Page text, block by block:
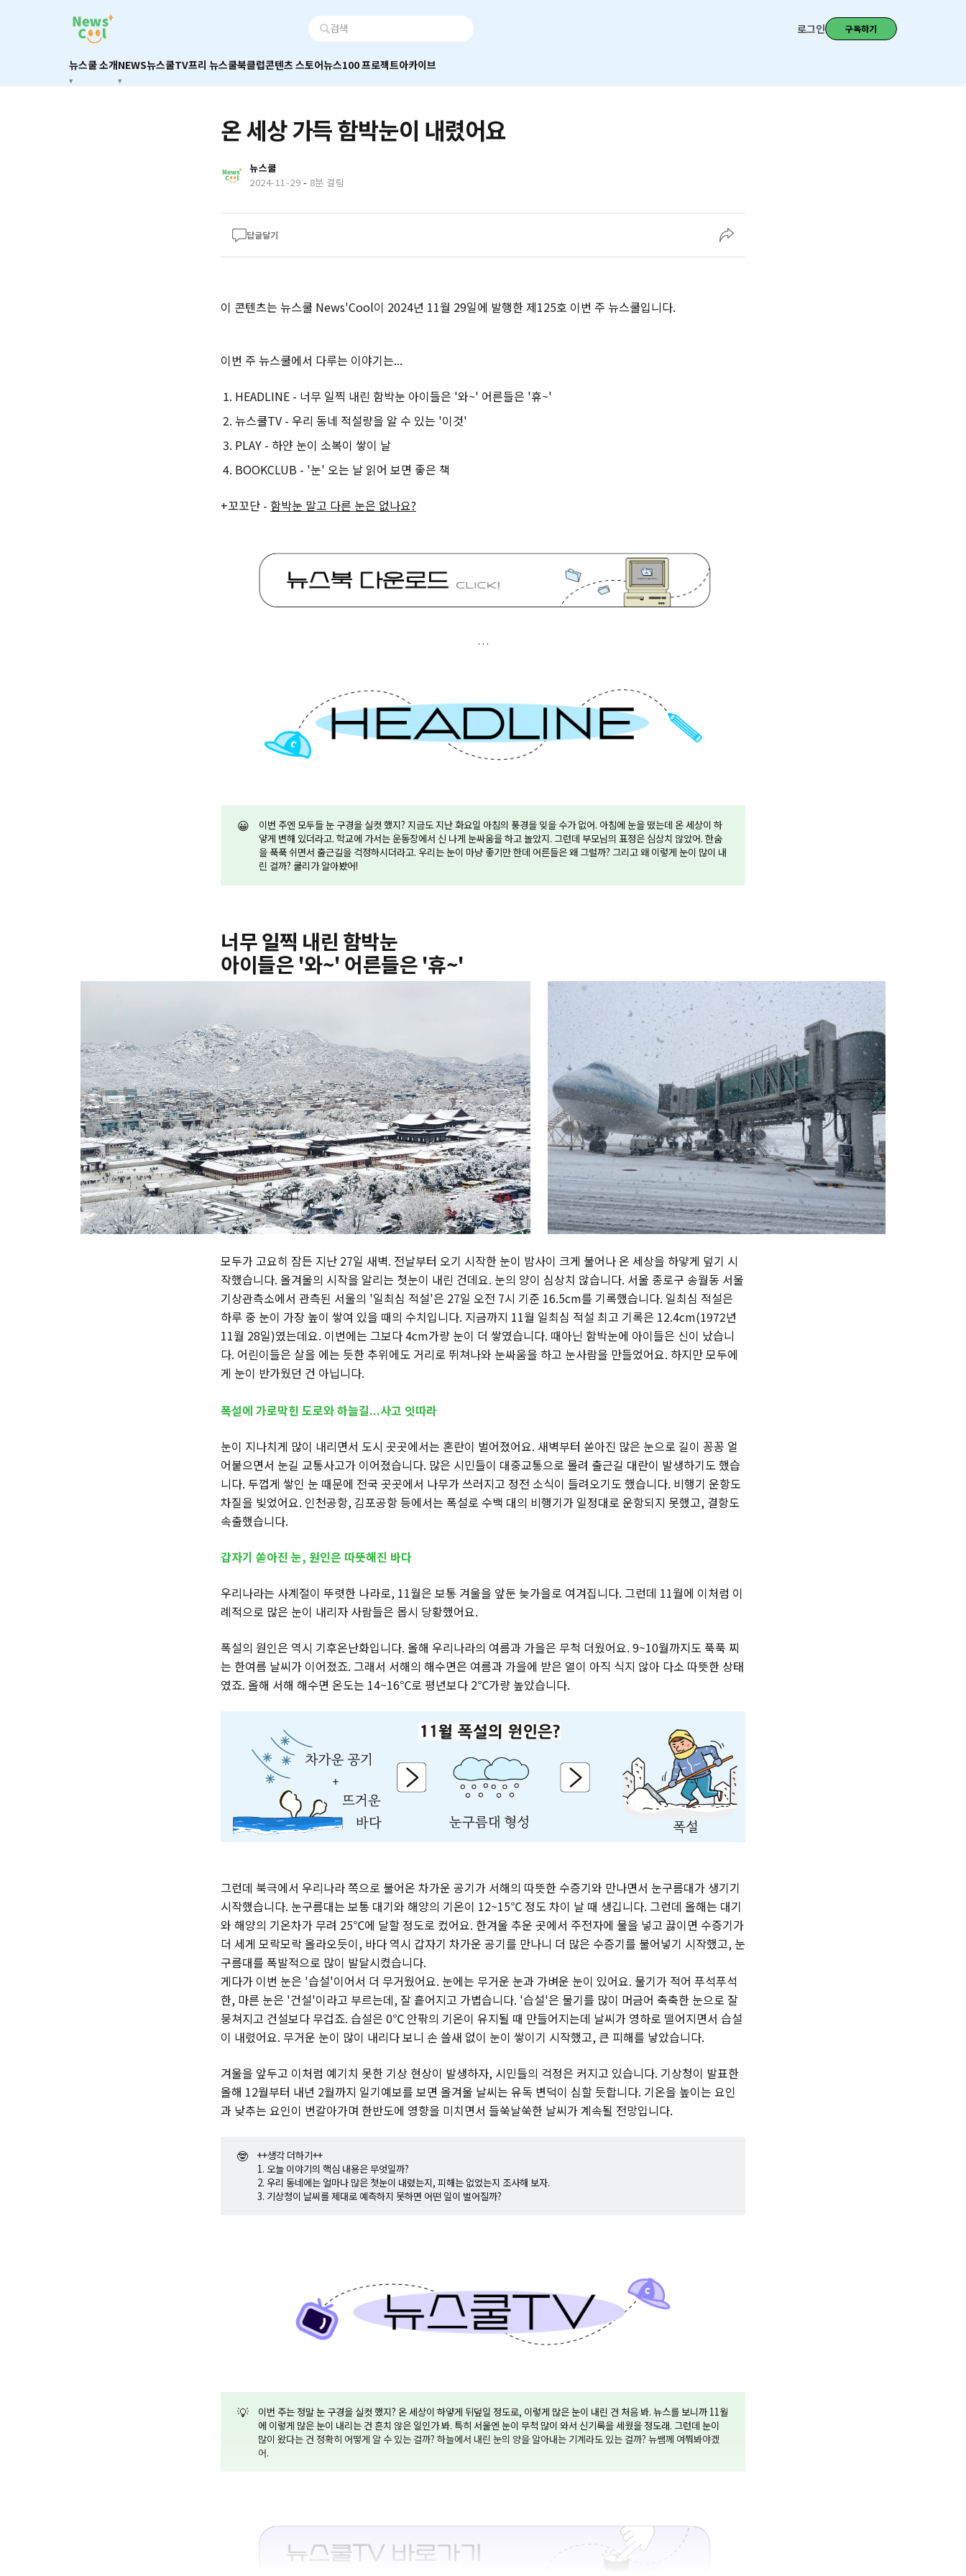
로그인 구독하기
뉴스쿨 소개NEWS뉴스쿨TV프리 뉴스쿨북클럽콘텐츠 스토어뉴스100 프로젝트아카이브
온 세상 가득 함박눈이 내렸어요
뉴스쿨
2024-11-29 - 8분 걸림
답글달기
이 콘텐츠는 뉴스쿨 News'Cool이 2024년 11월 29일에 발행한 제125호 이번 주 뉴스쿨입니다.‌
이번 주 뉴스쿨에서 다루는 이야기는...
HEADLINE - 너무 일찍 내린 함박눈 아이들은 '와~' 어른들은 '휴~'
뉴스쿨TV - 우리 동네 적설량을 알 수 있는 '이것'
PLAY - 하얀 눈이 소복이 쌓이 날
BOOKCLUB - '눈' 오는 날 읽어 보면 좋은 책
+꼬꼬단 - 함박눈 말고 다른 눈은 없나요?
😀
이번 주엔 모두들 눈 구경을 실컷 했지? 지금도 지난 화요일 아침의 풍경을 잊을 수가 없어. 아침에 눈을 떴는데 온 세상이 하
얗게 변해 있더라고. 학교에 가서는 운동장에서 신 나게 눈싸움을 하고 놀았지. 그런데 부모님의 표정은 심상치 않았어. 한숨
을 푹푹 쉬면서 출근길을 걱정하시더라고. 우리는 눈이 마냥 좋기만 한데 어른들은 왜 그럴까? 그리고 왜 이렇게 눈이 많이 내
린 걸까? 쿨리가 알아봤어!
너무 일찍 내린 함박눈
아이들은 '와~' 어른들은 '휴~'
모두가 고요히 잠든 지난 27일 새벽. 전날부터 오기 시작한 눈이 밤사이 크게 불어나 온 세상을 하얗게 덮기 시
작했습니다. 올겨울의 시작을 알리는 첫눈이 내린 건데요. 눈의 양이 심상치 않습니다. 서울 종로구 송월동 서울
기상관측소에서 관측된 서울의 '일최심 적설'은 27일 오전 7시 기준 16.5cm를 기록했습니다. 일최심 적설은
하루 중 눈이 가장 높이 쌓여 있을 때의 수치입니다. 지금까지 11월 일최심 적설 최고 기록은 12.4cm(1972년
11월 28일)였는데요. 이번에는 그보다 4cm가량 눈이 더 쌓였습니다. 때아닌 함박눈에 아이들은 신이 났습니
다. 어린이들은 살을 에는 듯한 추위에도 거리로 뛰쳐나와 눈싸움을 하고 눈사람을 만들었어요. 하지만 모두에
게 눈이 반가웠던 건 아닙니다.
폭설에 가로막힌 도로와 하늘길...사고 잇따라
눈이 지나치게 많이 내리면서 도시 곳곳에서는 혼란이 벌어졌어요. 새벽부터 쏟아진 많은 눈으로 길이 꽁꽁 얼
어붙으면서 눈길 교통사고가 이어졌습니다. 많은 시민들이 대중교통으로 몰려 출근길 대란이 발생하기도 했습
니다. 두껍게 쌓인 눈 때문에 전국 곳곳에서 나무가 쓰러지고 정전 소식이 들려오기도 했습니다. 비행기 운항도
차질을 빚었어요. 인천공항, 김포공항 등에서는 폭설로 수백 대의 비행기가 일정대로 운항되지 못했고, 결항도
속출했습니다.
갑자기 쏟아진 눈, 원인은 따뜻해진 바다
우리나라는 사계절이 뚜렷한 나라로, 11월은 보통 겨울을 앞둔 늦가을로 여겨집니다. 그런데 11월에 이처럼 이
례적으로 많은 눈이 내리자 사람들은 몹시 당황했어요.
폭설의 원인은 역시 기후온난화입니다. 올해 우리나라의 여름과 가을은 무척 더웠어요. 9~10월까지도 푹푹 찌
는 한여름 날씨가 이어졌죠. 그래서 서해의 해수면은 여름과 가을에 받은 열이 아직 식지 않아 다소 따뜻한 상태
였죠. 올해 서해 해수면 온도는 14~16℃로 평년보다 2℃가량 높았습니다.
그런데 북극에서 우리나라 쪽으로 불어온 차가운 공기가 서해의 따뜻한 수증기와 만나면서 눈구름대가 생기기
시작했습니다. 눈구름대는 보통 대기와 해양의 기온이 12~15℃ 정도 차이 날 때 생깁니다. 그런데 올해는 대기
와 해양의 기온차가 무려 25℃에 달할 정도로 컸어요. 한겨울 추운 곳에서 주전자에 물을 넣고 끓이면 수증기가
더 세게 모락모락 올라오듯이, 바다 역시 갑자기 차가운 공기를 만나니 더 많은 수증기를 불어넣기 시작했고, 눈
구름대를 폭발적으로 많이 발달시켰습니다.
게다가 이번 눈은 '습설'이어서 더 무거웠어요. 눈에는 무거운 눈과 가벼운 눈이 있어요. 물기가 적어 푸석푸석
한, 마른 눈은 '건설'이라고 부르는데, 잘 흩어지고 가볍습니다. '습설'은 물기를 많이 머금어 축축한 눈으로 잘
뭉쳐지고 건설보다 무겁죠. 습설은 0℃ 안팎의 기온이 유지될 때 만들어지는데 날씨가 영하로 떨어지면서 습설
이 내렸어요. 무거운 눈이 많이 내리다 보니 손 쓸새 없이 눈이 쌓이기 시작했고, 큰 피해를 낳았습니다.
겨울을 앞두고 이처럼 예기치 못한 기상 현상이 발생하자, 시민들의 걱정은 커지고 있습니다. 기상청이 발표한
올해 12월부터 내년 2월까지 일기예보를 보면 올겨울 날씨는 유독 변덕이 심할 듯합니다. 기온을 높이는 요인
과 낮추는 요인이 번갈아가며 한반도에 영향을 미치면서 들쑥날쑥한 날씨가 계속될 전망입니다.
🤓
++생각 더하기++
1. 오늘 이야기의 핵심 내용은 무엇일까?
2. 우리 동네에는 얼마나 많은 첫눈이 내렸는지, 피해는 없었는지 조사해 보자.
3. 기상청이 날씨를 제대로 예측하지 못하면 어떤 일이 벌어질까?
💡
이번 주는 정말 눈 구경을 실컷 했지? 온 세상이 하얗게 뒤덮일 정도로, 이렇게 많은 눈이 내린 건 처음 봐. 뉴스를 보니까 11월
에 이렇게 많은 눈이 내리는 건 흔치 않은 일인가 봐. 특히 서울엔 눈이 무척 많이 와서 신기록을 세웠을 정도래. 그런데 눈이
많이 왔다는 건 정확히 어떻게 알 수 있는 걸까? 하늘에서 내린 눈의 양을 알아내는 기계라도 있는 걸까? 뉴쌤께 여쭤봐야겠
어.